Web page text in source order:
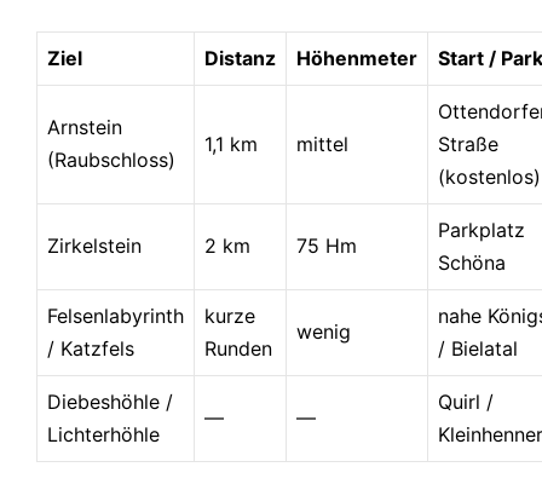
Ziel Distanz Höhenmeter Start /
Arnstein
(Raubschloss)
1,1 km mittel
Straße
(kostenlos)
Zirkelstein 2 km 75 Hm
Parkplatz
Schöna
Felsenlabyrinth
/ Katzfels
kurze
Runden
wenig
nahe
/ Bielatal
Diebeshöhle /
Lichterhöhle
— —
Quirl /